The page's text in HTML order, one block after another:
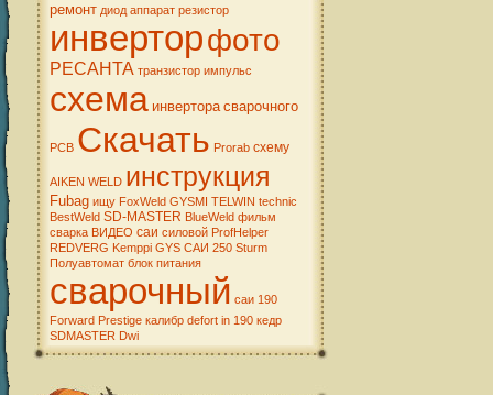
ремонт диод аппарат резистор
инверторфото
РЕСАНТА транзистор импульс
схема инвертора сварочного
PCB Скачать Prorab схему
AIKEN WELD инструкция
Fubag ищу FoxWeld GYSMI TELWIN technic
BestWeld SD-MASTER BlueWeld фильм
сварка ВИДЕО саи силовой ProfHelper
REDVERG Kemppi GYS САИ 250 Sturm
Полуавтомат блок питания
сварочный саи 190
Forward Prestige калибр defort in 190 кедр
SDMASTER Dwi